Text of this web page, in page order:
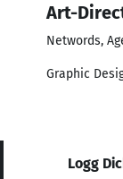
Art-
Networds,
Graphic
Logg